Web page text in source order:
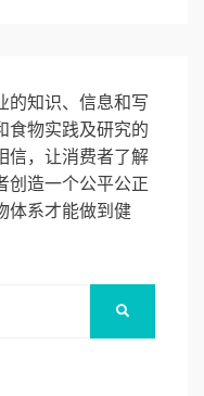
的知识、信息和写
食物实践及研究的
信，让消费者了解
创造一个公平公正
体系才能做到健